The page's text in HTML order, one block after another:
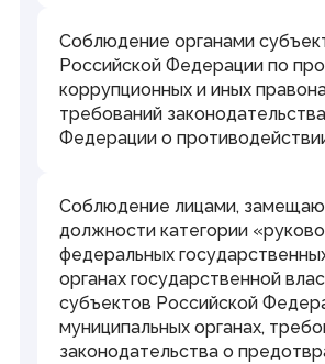
Соблюдение органами
Российской Федерации по
коррупционных и иных
требований
Федерации о
Соблюдение лицами,
должности категории
федеральных
органах государственной
субъектов Российской
муниципальных органах,
законодательства о